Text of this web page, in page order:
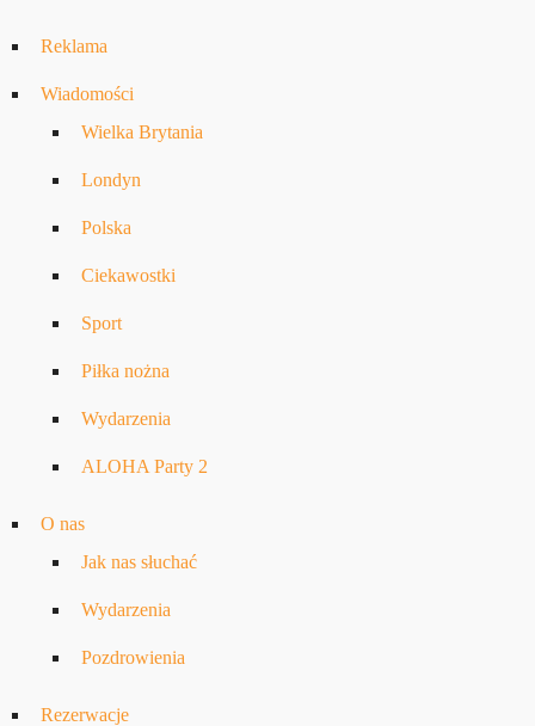
Reklama
Wiadomości
Wielka Brytania
Londyn
Polska
Ciekawostki
Sport
Piłka nożna
Wydarzenia
ALOHA Party 2
O nas
Jak nas słuchać
Wydarzenia
Pozdrowienia
Rezerwacje